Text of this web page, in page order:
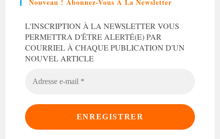
Nouveau ! Abonnez-Vous À La Newsletter
L'INSCRIPTION À LA NEWSLETTER VOUS
PERMETTRA D'ÊTRE ALERTÉ(E) PAR
COURRIEL À CHAQUE PUBLICATION D'UN
NOUVEL ARTICLE